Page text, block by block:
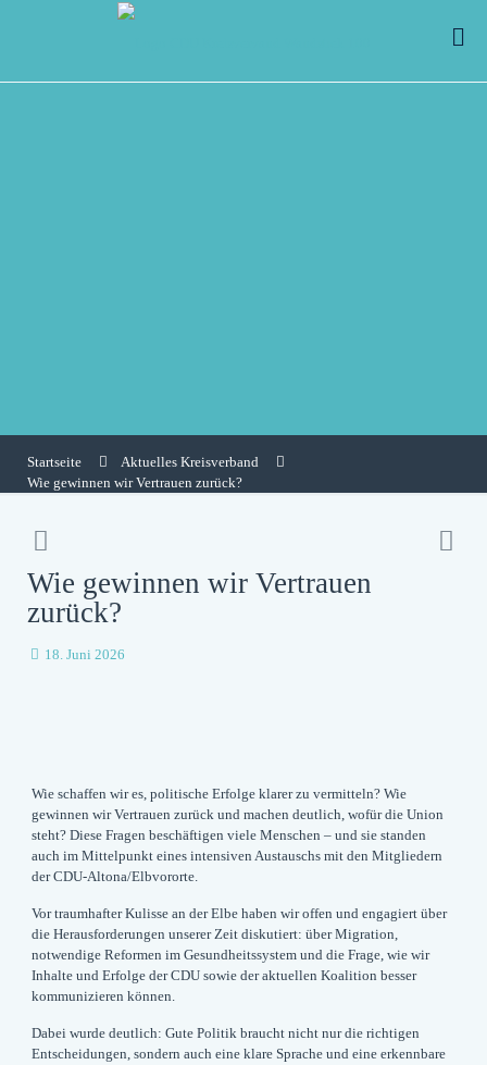
Startseite
Aktuelles Kreisverband
Wie gewinnen wir Vertrauen zurück?
Wie gewinnen wir Vertrauen
zurück?
18. Juni 2026
Wie schaffen wir es, politische Erfolge klarer zu vermitteln? Wie
gewinnen wir Vertrauen zurück und machen deutlich, wofür die Union
steht? Diese Fragen beschäftigen viele Menschen – und sie standen
auch im Mittelpunkt eines intensiven Austauschs mit den Mitgliedern
der CDU-Altona/Elbvororte.
Vor traumhafter Kulisse an der Elbe haben wir offen und engagiert über
die Herausforderungen unserer Zeit diskutiert: über Migration,
notwendige Reformen im Gesundheitssystem und die Frage, wie wir
Inhalte und Erfolge der CDU sowie der aktuellen Koalition besser
kommunizieren können.
Dabei wurde deutlich: Gute Politik braucht nicht nur die richtigen
Entscheidungen, sondern auch eine klare Sprache und eine erkennbare